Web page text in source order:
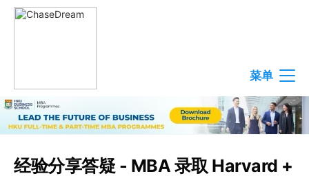
菜单
经验分享答疑 - MBA 录取 Harvard +